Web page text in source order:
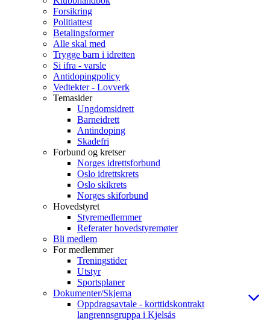
Forsikring
Politiattest
Betalingsformer
Alle skal med
Trygge barn i idretten
Si ifra - varsle
Antidopingpolicy
Vedtekter - Lovverk
Temasider
Ungdomsidrett
Barneidrett
Antindoping
Skadefri
Forbund og kretser
Norges idrettsforbund
Oslo idrettskrets
Oslo skikrets
Norges skiforbund
Hovedstyret
Styremedlemmer
Referater hovedstyremøter
Bli medlem
For medlemmer
Treningstider
Utstyr
Sportsplaner
Dokumenter/Skjema
Oppdragsavtale - korttidskontrakt
langrennsgruppa i Kjelsås